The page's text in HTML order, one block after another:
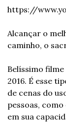
https://
Alcançar o
caminho, o
Belíssimo
2016. É esse
de cenas do
pessoas,
em sua